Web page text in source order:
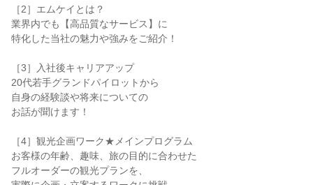
［2］エムケイとは？
業界内でも【高品質なサービス】に
特化した当社の魅力や強みをご紹介！
［3］入社後キャリアアップ
20代若手グランドパイロットから
自身の経験談や将来についての
お話が聞けます！
［4］観光企画ワーク★メインプログラム
お客様の年齢、趣味、旅の目的に合わせた
フルオーダーの観光プランを、